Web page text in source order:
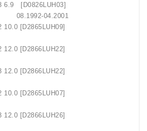
[D0826LUH03]
08.1992-04.2001
10.0 [D2865LUH09]
12.0 [D2866LUH22]
12.0 [D2866LUH22]
10.0 [D2865LUH07]
12.0 [D2866LUH26]